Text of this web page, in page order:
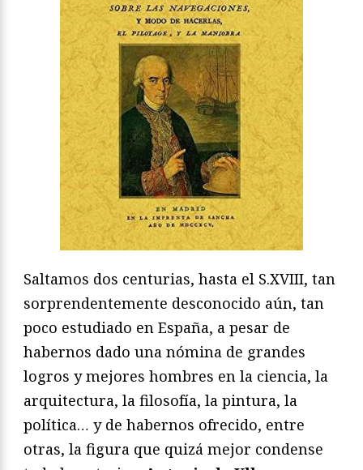
Saltamos dos centurias, hasta el S.XVIII, tan
sorprendentemente desconocido aún, tan
poco estudiado en España, a pesar de
habernos dado una nómina de grandes
logros y mejores hombres en la ciencia, la
arquitectura, la filosofía, la pintura, la
política… y de habernos ofrecido, entre
otras, la figura que quizá mejor condense